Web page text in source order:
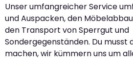
Unser umfangreicher Service
und Auspacken, den
den Transport von Sperrgut und
Sondergegenständen. Du musst
machen, wir kümmern uns um